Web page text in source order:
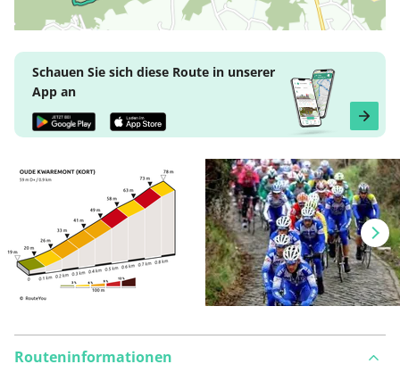
Schauen Sie sich diese Route in unserer
App an
Routeninformationen